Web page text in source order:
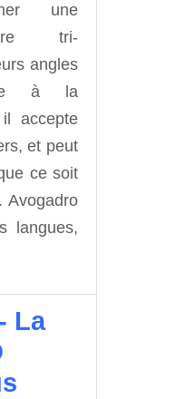
une
tri-
angles
à la
accepte
et peut
ce soit
Avogadro
langues,
La